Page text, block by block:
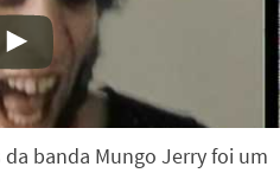
banda Mungo Jerry foi um